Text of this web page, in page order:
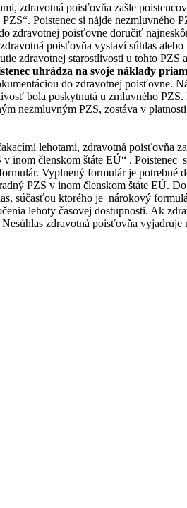
zdravotná poisťovňa zašle
Poistenec si nájde
zdravotnej poisťovne doručiť
poisťovňa vystaví súhlas
zdravotnej starostlivosti u tohto
uhrádza na svoje náklady
do zdravotnej poisťovne.
bola poskytnutá u zmluvného
nezmluvným PZS, zostáva v
lehotami, zdravotná poisťovňa
inom členskom štáte EÚ“ .
Vyplnený formulár je
PZS v inom členskom štáte EÚ.
súčasťou ktorého je nárokový
lehoty časovej dostupnosti. Ak
zdravotná poisťovňa vyjadruje